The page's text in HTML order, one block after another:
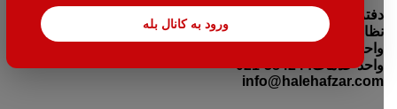
ورود به کانال بله
دفتر مرکزی:تهران- میدان بهارستان جنب بانک اقتصاد نوین کوچه
نظامیه پلاک ۱۰۰ طبقه اول واحد ۲
واحد فروش: 38427-021
واحد خدمات: 38424-021
info@halehafzar.com